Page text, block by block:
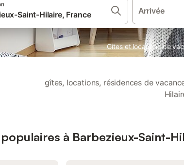
Arrivée
Gîtes et locations de
gîtes, locations, résidences de
à Barbezieux-Saint-